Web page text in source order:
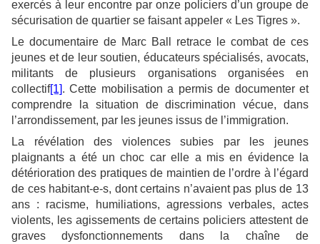
exercés à leur encontre par onze policiers d’un groupe de
sécurisation de quartier se faisant appeler « Les Tigres ».
Le documentaire de Marc Ball retrace le combat de ces
jeunes et de leur soutien, éducateurs spécialisés, avocats,
militants de plusieurs organisations organisées en
collectif[1]. Cette mobilisation a permis de documenter et
comprendre la situation de discrimination vécue, dans
l’arrondissement, par les jeunes issus de l’immigration.
La révélation des violences subies par les jeunes
plaignants a été un choc car elle a mis en évidence la
détérioration des pratiques de maintien de l’ordre à l’égard
de ces habitant-e-s, dont certains n’avaient pas plus de 13
ans : racisme, humiliations, agressions verbales, actes
violents, les agissements de certains policiers attestent de
graves dysfonctionnements dans la chaîne de